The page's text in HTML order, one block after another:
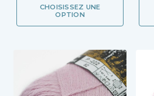
CHOISISSEZ UNE
OPTION